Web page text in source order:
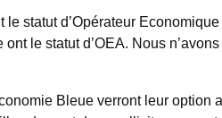
statut d’Opérateur
le statut d’OEA. Nous
Bleue verront leur